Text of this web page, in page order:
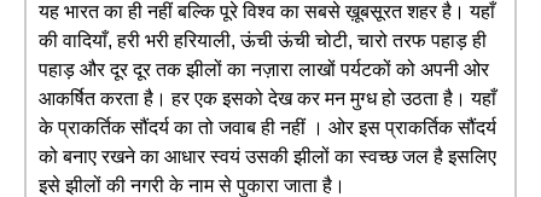
यह भारत का ही नहीं बल्कि पूरे विश्व का सबसे ख़ूबसूरत शहर है। यहाँ
की वादियाँ, हरी भरी हरियाली, ऊंची ऊंची चोटी, चारो तरफ पहाड़ ही
पहाड़ और दूर दूर तक झीलों का नज़ारा लाखों पर्यटकों को अपनी ओर
आकर्षित करता है। हर एक इसको देख कर मन मुग्ध हो उठता है। यहाँ
के प्राकर्तिक सौंदर्य का तो जवाब ही नहीं । ओर इस प्राकर्तिक सौंदर्य
को बनाए रखने का आधार स्वयं उसकी झीलों का स्वच्छ जल है इसलिए
इसे झीलों की नगरी के नाम से पुकारा जाता है।